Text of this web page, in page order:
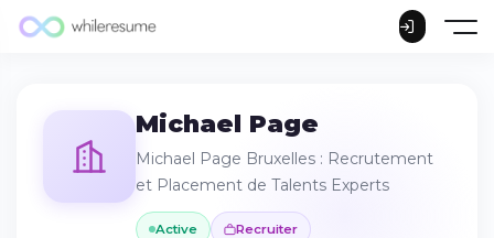
Michael Page
Michael Page Bruxelles : Recrutement
et Placement de Talents Experts
Active Recruiter